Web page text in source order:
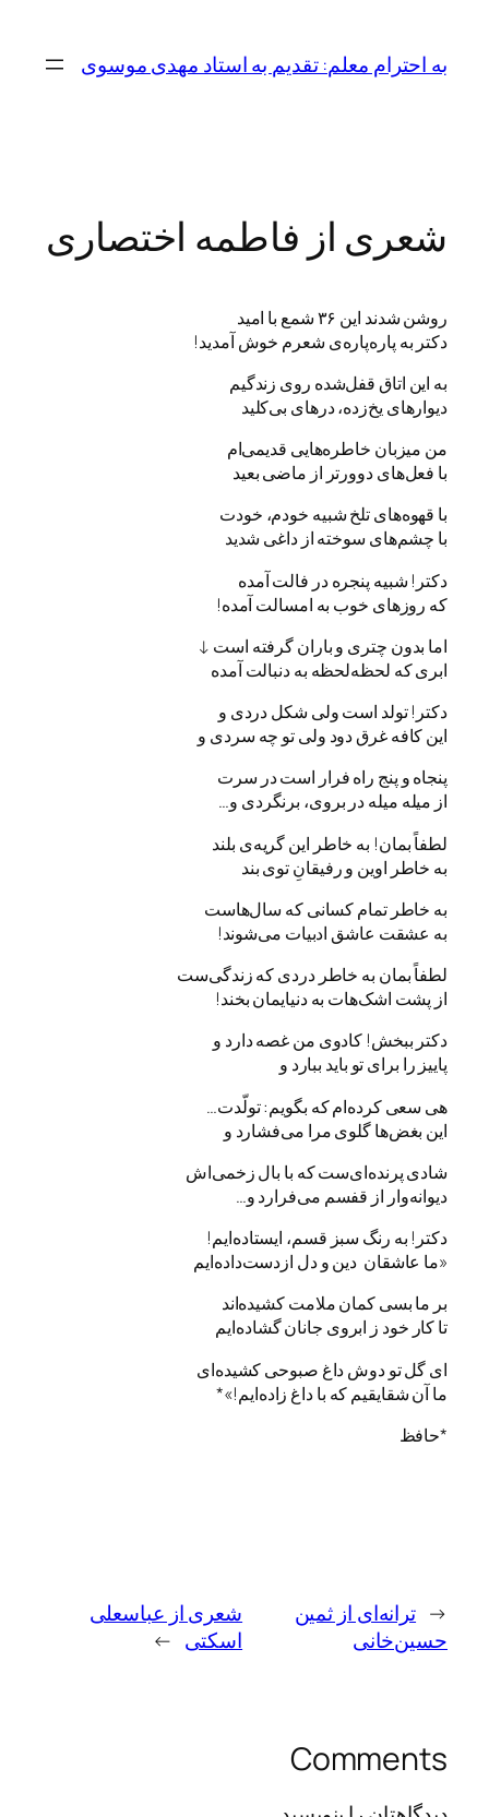
محتوابه احترام معلم: تقدیم به استاد مهدی موسوی
شعری از فاطمه اختصاری
روشن شدند این ۳۶ شمع با امید
دکتر به پاره‌پاره‌ی شعرم خوش آمدید!
به این اتاق قفل‌شده روی زندگیم
دیوارهای یخ‌زده، درهای بی‌کلید
من میزبان خاطره‌هایی قدیمی‌ام
با فعل‌های دوورتر از ماضی بعید
با قهوه‌های تلخ شبیه خودم، خودت
با چشم‌های سوخته از داغی شدید
دکتر! شبیه پنجره در فالت آمده
که روزهای خوب به امسالت آمده!
اما بدون چتری و باران گرفته است ↓
ابری که لحظه‌لحظه به دنبالت آمده
دکتر! تولد است ولی شکل دردی و
این کافه غرق دود ولی تو چه سردی و
پنجاه و پنج راه فرار است در سرت
از میله میله در بروی، برنگردی و…
لطفاً بمان! به خاطر این گریه‌ی بلند
به خاطر اوین و رفیقانِ توی بند
به خاطر تمام کسانی که سا‌ل‌هاست
به عشقت عاشق ادبیات می‌شوند!
لطفاً بمان به خاطر دردی که زندگی‌ست
از پشت اشک‌هات به دنیایمان بخند!
دکتر ببخش! کادوی من غصه دارد و
پاییز را برای تو باید ببارد و
هی سعی کرده‌ام که بگویم: تولّدت…
این بغض‌ها گلوی مرا می‌فشارد و
شادی پرنده‌ای‌ست که با بال زخمی‌اش
دیوانه‌وار از قفسم می‌فرارد و…
دکتر! به رنگ سبز قسم، ایستاده‌ایم!
«ما عاشقان دین و دل ازدست‌داده‌ایم
بر ما بسی کمان ملامت کشیده‌اند
تا کار خود ز ابروی جانان گشاده‌ایم
ای گل تو دوش داغ صبوحی کشیده‌ای
ما آن شقایقیم که با داغ زاده‌ایم!»*
*حافظ
← ترانه‌ای از ثمین
حسین‌خانی
شعری از عباسعلی
اسکتی →
Comments